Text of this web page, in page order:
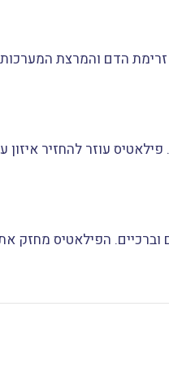
הדם והמרצת
עוזר להחזיר איזון
וברכיים. הפילאטיס מחזק